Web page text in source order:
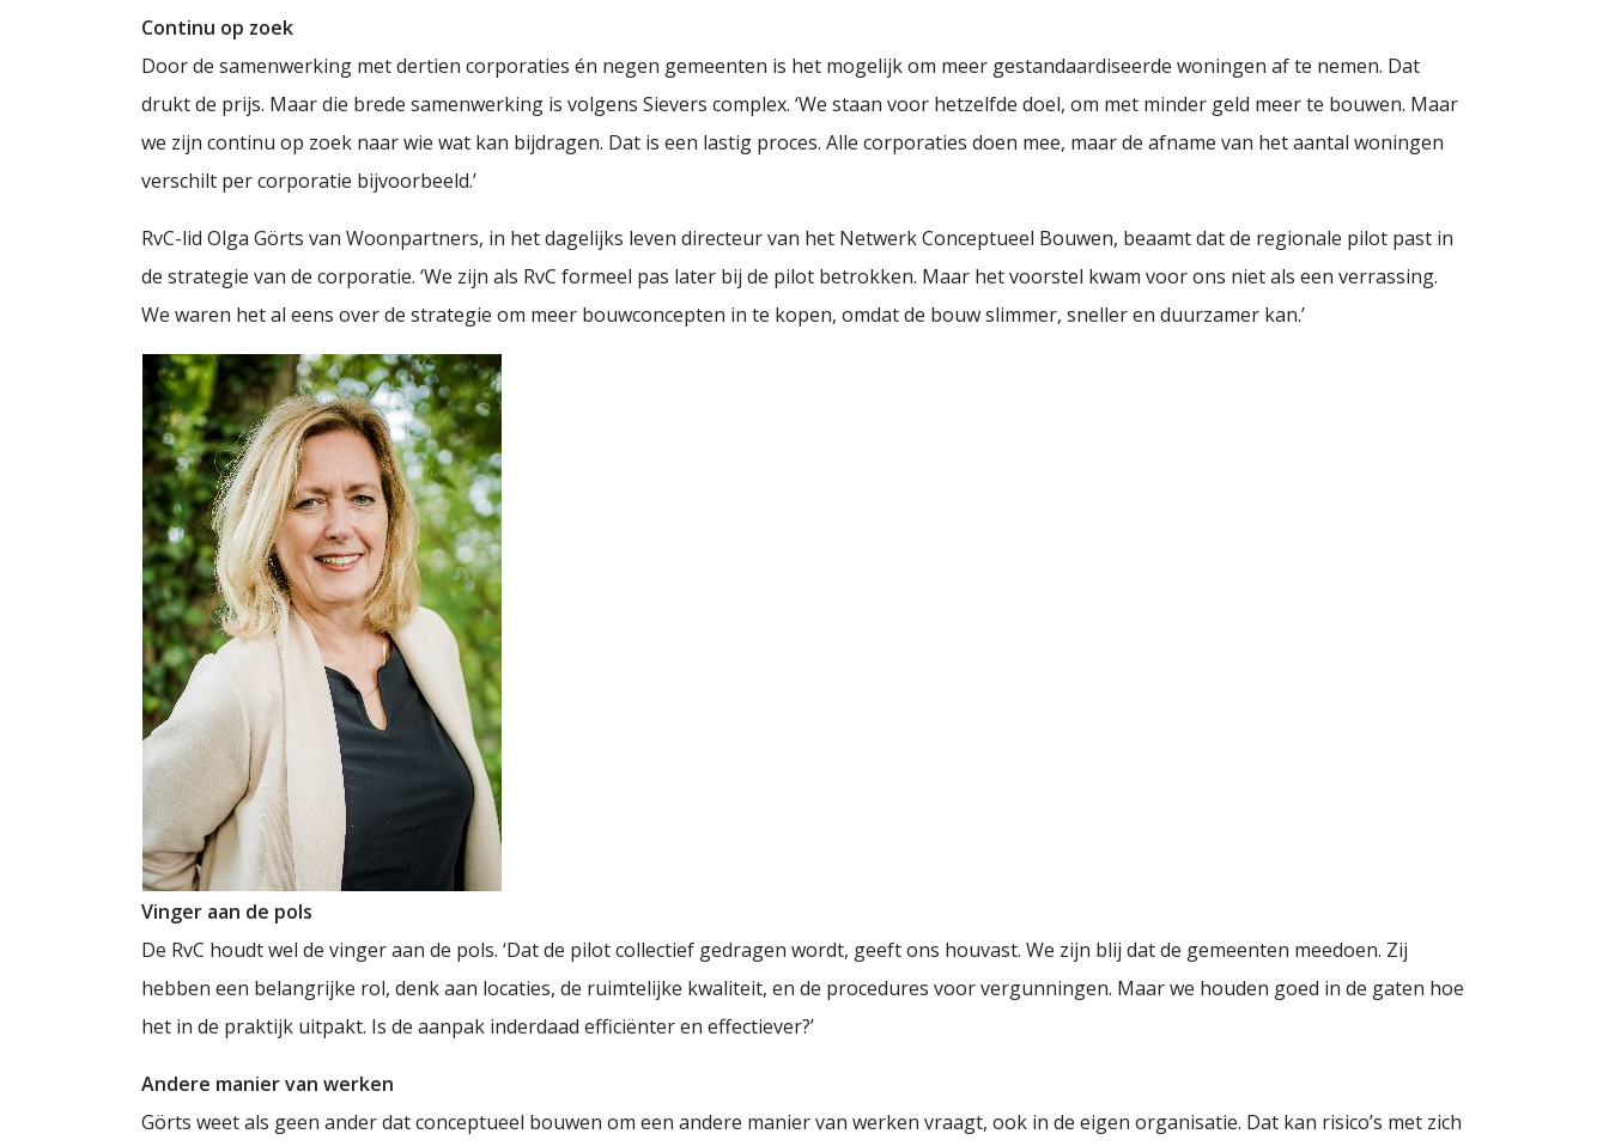
Continu op zoek
Door de samenwerking met dertien corporaties én negen gemeenten is het mogelijk om meer gestandaardiseerde woningen af te nemen. Dat
drukt de prijs. Maar die brede samenwerking is volgens Sievers complex. ‘We staan voor hetzelfde doel, om met minder geld meer te bouwen. Maar
we zijn continu op zoek naar wie wat kan bijdragen. Dat is een lastig proces. Alle corporaties doen mee, maar de afname van het aantal woningen
verschilt per corporatie bijvoorbeeld.’
RvC-lid Olga Görts van Woonpartners, in het dagelijks leven directeur van het Netwerk Conceptueel Bouwen, beaamt dat de regionale pilot past in
de strategie van de corporatie. ‘We zijn als RvC formeel pas later bij de pilot betrokken. Maar het voorstel kwam voor ons niet als een verrassing.
We waren het al eens over de strategie om meer bouwconcepten in te kopen, omdat de bouw slimmer, sneller en duurzamer kan.’
Vinger aan de pols
De RvC houdt wel de vinger aan de pols. ‘Dat de pilot collectief gedragen wordt, geeft ons houvast. We zijn blij dat de gemeenten meedoen. Zij
hebben een belangrijke rol, denk aan locaties, de ruimtelijke kwaliteit, en de procedures voor vergunningen. Maar we houden goed in de gaten hoe
het in de praktijk uitpakt. Is de aanpak inderdaad efficiënter en effectiever?’
Andere manier van werken
Görts weet als geen ander dat conceptueel bouwen om een andere manier van werken vraagt, ook in de eigen organisatie. Dat kan risico’s met zich